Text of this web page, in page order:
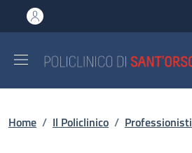
al contenuto principale
to footer content
Briciole di pane
Home / Il Policlinico / Professionisti